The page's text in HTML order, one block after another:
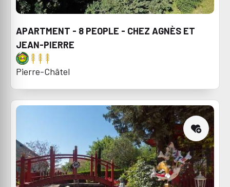
APARTMENT - 8 PEOPLE - CHEZ AGNÈS ET
JEAN-PIERRE
Pierre-Châtel